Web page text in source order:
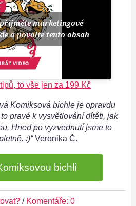
marketingové
a povolte tento obsah
to vše jen za 199 Kč
Komiksová bichle je opravdu
pravé k vysvětlování dítěti, jak
Hned po vyzvednutí jsme to
:)“Veronika Č.
bichli
/ Komentáře: 0